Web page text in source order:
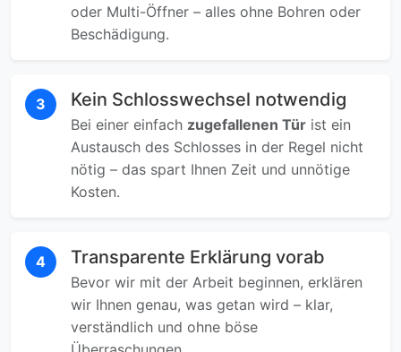
oder Multi-Öffner – alles ohne Bohren oder
Beschädigung.
3 Kein Schlosswechsel notwendig
Bei einer einfach zugefallenen Tür ist ein
Austausch des Schlosses in der Regel nicht
nötig – das spart Ihnen Zeit und unnötige
Kosten.
4 Transparente Erklärung vorab
Bevor wir mit der Arbeit beginnen, erklären
wir Ihnen genau, was getan wird – klar,
verständlich und ohne böse